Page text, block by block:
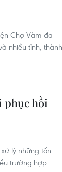
Chợ Vàm đã
nhiều tỉnh, thành
phục hồi
lý những tổn
trường hợp